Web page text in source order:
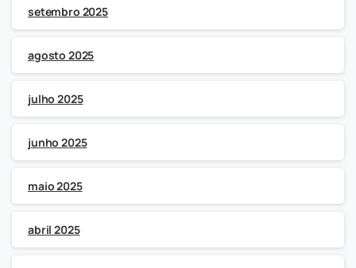
setembro 2025
agosto 2025
julho 2025
junho 2025
maio 2025
abril 2025